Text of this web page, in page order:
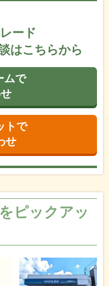
ード
はこちらから
ムで
トで
せ
ピックアッ